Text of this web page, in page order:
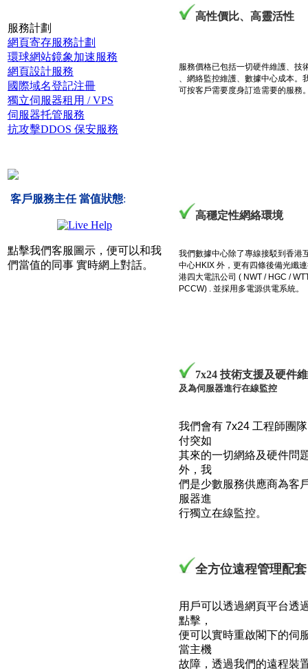
服務計劃
網頁寄存服務計劃
環球網站鏡象加速服務
網頁設計服務
國際域名登記注冊
獨立伺服器租用 / VPS
伺服器托管服務
抗攻擊DDOS 保安服務
客戶服務主任 當值狀態:
點擊我們客服圖示，便可以和我
們當值的同事 實時網上對話。
高性價比、高靈活性
服務價格已包括一切硬件維護、技
、網絡監控維護、數據中心成本。
可按客戶需要度身訂造需要的服務
高穩定性網絡環境
我們數據中心除了專線接駁到香港
中心HKIX 外，更有四條後備光纖
港四大電訊公司 ( NWT / HGC /
PCCW) . 並採用多電源供電系統。
7x24 技術支援及硬件
及為伺服器進行在線監控
我們會有 7x24 工程師團
付突如
其來的一切網絡及硬件問
外，我
們是少數服務供應商為客
服器進
行獨立在線監控。
全方位遠程管理配套
用戶可以透過網頁平台透
點擊，
便可以實時重啟閣下的伺
當主機
故障，透過我們的遠程裝